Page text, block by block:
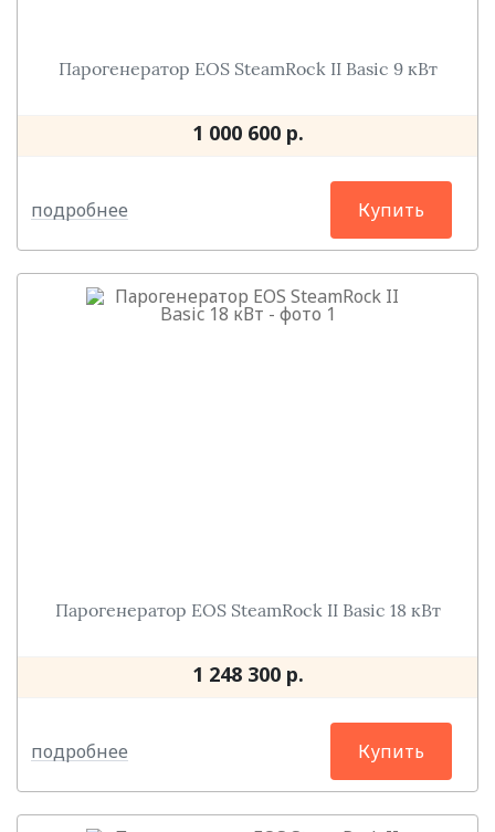
Парогенератор EOS SteаmRock II Basic 9 кВт
1 000 600 р.
подробнее Купить
Парогенератор EOS SteamRock II Basic 18 кВт
1 248 300 р.
подробнее Купить